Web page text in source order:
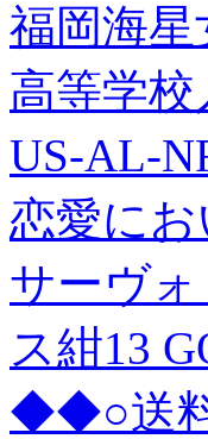
福岡海星
高等学校
US-AL-
恋愛に
サーヴ
ス紺13
◆◆○送料